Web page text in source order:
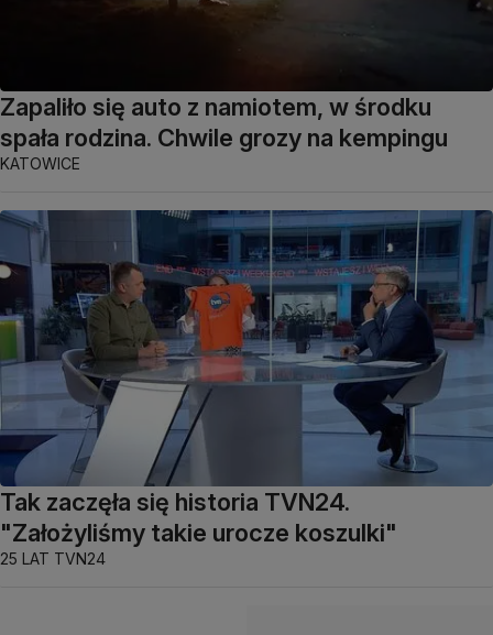
Zapaliło się auto z namiotem, w środku
spała rodzina. Chwile grozy na kempingu
KATOWICE
Tak zaczęła się historia TVN24.
"Założyliśmy takie urocze koszulki"
25 LAT TVN24